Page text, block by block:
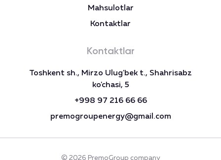
Mahsulotlar
Kontaktlar
Kontaktlar
Toshkent sh., Mirzo Ulug'bek t., Shahrisabz
ko'chasi, 5
+998 97 216 66 66
premogroupenergy@gmail.com
© 2026 PremoGroup company